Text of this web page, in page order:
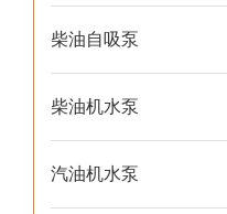
柴油自吸泵
柴油机水泵
汽油机水泵